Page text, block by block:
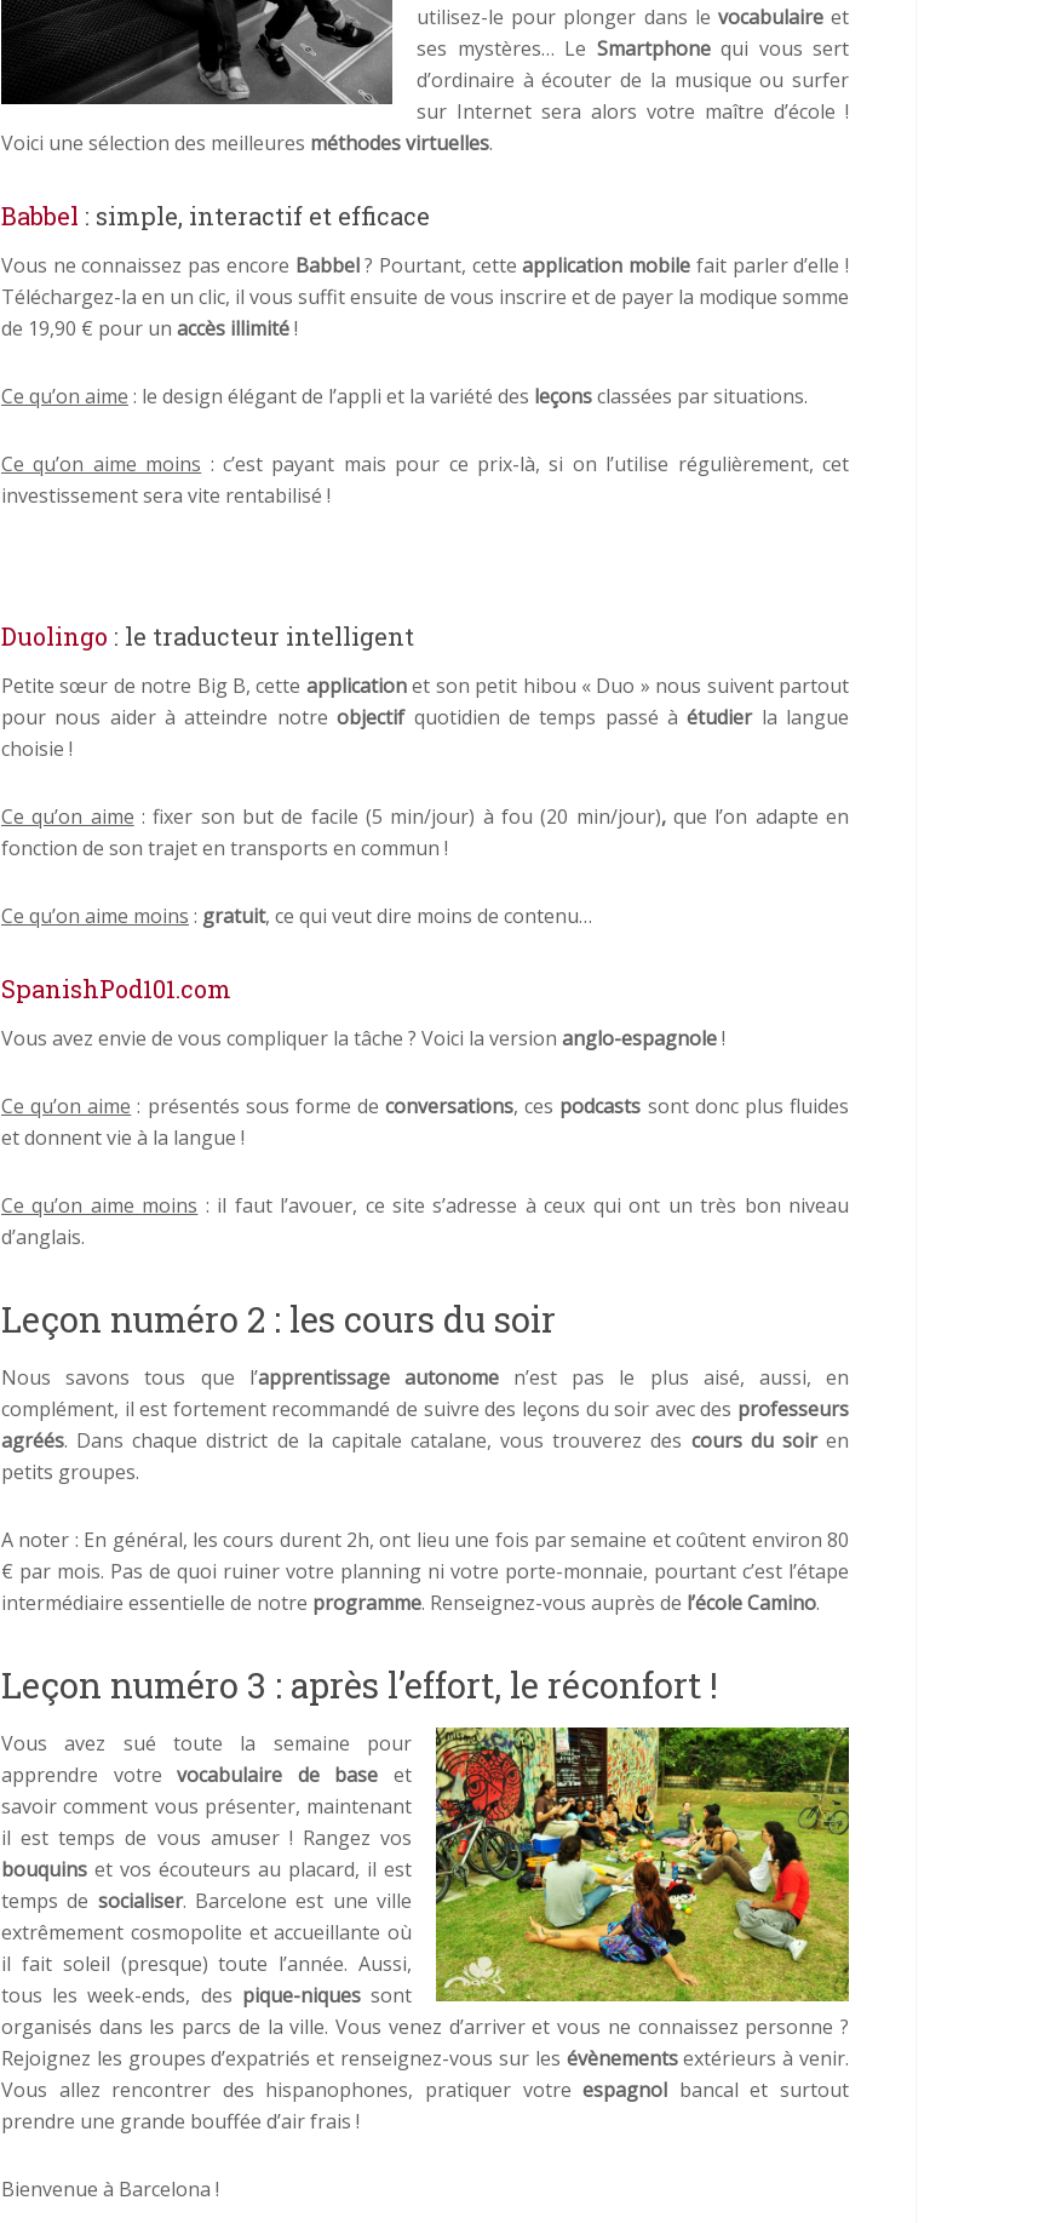
utilisez-le pour plonger dans le vocabulaireet
ses mystères… Le Smartphonequi vous sert
d’ordinaire à écouter de la musique ou surfer
sur Internet sera alors votre maître d’école !
Voici une sélection des meilleures méthodes virtuelles.
Babbel : simple, interactif et efficace
Vous ne connaissez pas encore Babbel? Pourtant, cetteapplication mobile fait parler d’elle !
Téléchargez-la en un clic, il vous suffit ensuite de vous inscrire et de payer la modique somme
de 19,90 € pour un accès illimité!
Ce qu’on aime : le design élégant de l’appli et la variété des leçonsclassées par situations.
Ce qu’on aime moins : c’est payant mais pour ce prix-là, si on l’utilise régulièrement, cet
investissement sera vite rentabilisé !
Duolingo : le traducteur intelligent
Petite sœur de notre Big B, cette applicationet son petit hibou « Duo » nous suivent partout
pour nous aider à atteindre notreobjectifquotidien de temps passé àétudierla langue
choisie !
Ce qu’on aime : fixer son but de facile (5 min/jour) à fou (20 min/jour),que l’on adapte en
fonction de son trajet en transports en commun !
Ce qu’on aime moins : gratuit, ce qui veut dire moins de contenu…
SpanishPod101.com
Vous avez envie de vous compliquer la tâche ? Voici la version anglo-espagnole!
Ce qu’on aime : présentés sous forme deconversations, ces podcasts sont donc plus fluides
et donnent vie à la langue !
Ce qu’on aime moins : il faut l’avouer, ce site s’adresse à ceux qui ont un très bon niveau
d’anglais.
Leçon numéro 2 : les cours du soir
Nous savons tous que l’apprentissage autonomen’est pas le plus aisé, aussi, en
complément, il est fortement recommandé de suivre des leçons du soir avec des professeurs
agréés. Dans chaque district de la capitale catalane, vous trouverez des cours du soiren
petits groupes.
A noter : En général, les cours durent 2h, ont lieu une fois par semaine et coûtent environ 80
€ par mois. Pas de quoi ruiner votre planning ni votre porte-monnaie, pourtant c’est l’étape
intermédiaire essentielle de notre programme. Renseignez-vous auprès de l’école Camino.
Leçon numéro 3 : après l’effort, le réconfort !
Vous avez sué toute la semaine pour
apprendre votrevocabulaire de base et
savoir comment vous présenter, maintenant
il est temps de vous amuser ! Rangez vos
bouquins et vos écouteurs au placard, il est
temps de socialiser. Barcelone est une ville
extrêmement cosmopolite et accueillante où
il fait soleil (presque) toute l’année. Aussi,
tous les week-ends, des pique-niquessont
organisés dans les parcs de la ville. Vous venez d’arriver et vous ne connaissez personne ?
Rejoignez les groupes d’expatriés et renseignez-vous sur les évènementsextérieurs à venir.
Vous allez rencontrer des hispanophones, pratiquer votreespagnol bancal et surtout
prendre une grande bouffée d’air frais !
Bienvenue à Barcelona !